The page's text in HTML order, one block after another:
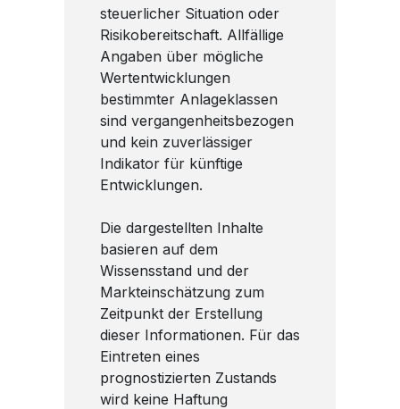
steuerlicher Situation oder
Risikobereitschaft. Allfällige
Angaben über mögliche
Wertentwicklungen
bestimmter Anlageklassen
sind vergangenheitsbezogen
und kein zuverlässiger
Indikator für künftige
Entwicklungen.
Die dargestellten Inhalte
basieren auf dem
Wissensstand und der
Markteinschätzung zum
Zeitpunkt der Erstellung
dieser Informationen. Für das
Eintreten eines
prognostizierten Zustands
wird keine Haftung